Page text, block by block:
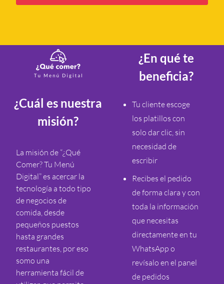
¿Cuál es nuestra
misión?
La misión de “¿Qué
Comer? Tu Menú
Digital” es acercar la
tecnología a todo tipo
de negocios de
comida, desde
pequeños puestos
hasta grandes
restaurantes, por eso
somo una
herramienta fácil de
¿En qué te
beneficia?
Tu cliente escoge
los platillos con
solo dar clic, sin
necesidad de
escribir
Recibes el pedido
de forma clara y con
toda la información
que necesitas
directamente en tu
WhatsApp o
revísalo en el panel
de pedidos